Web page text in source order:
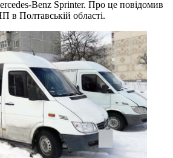
Benz Sprinter. Про це повідомив
в Полтавській області.